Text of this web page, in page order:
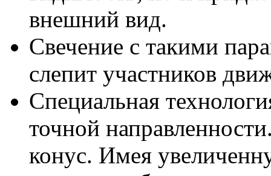
внешний вид.
Свечение с такими
слепит участников
Специальная
точной
конус. Имея